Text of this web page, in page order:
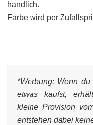
handlich.
Farbe wird per
*Werbung: Wenn du
etwas kaufst,
kleine Provision
entstehen dabei